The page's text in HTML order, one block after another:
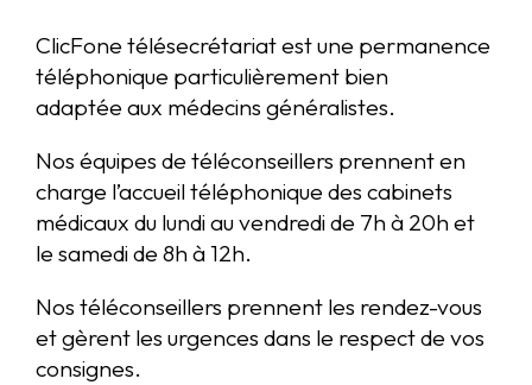
ClicFone télésecrétariat est une permanence
téléphonique particulièrement bien
adaptée aux médecins généralistes.
Nos équipes de téléconseillers prennent en
charge l’accueil téléphonique des cabinets
médicaux du lundi au vendredi de 7h à 20h et
le samedi de 8h à 12h.
Nos téléconseillers prennent les rendez-vous
et gèrent les urgences dans le respect de vos
consignes.